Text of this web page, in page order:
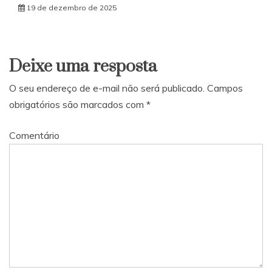
19 de dezembro de 2025
Deixe uma resposta
O seu endereço de e-mail não será publicado. Campos
obrigatórios são marcados com *
Comentário